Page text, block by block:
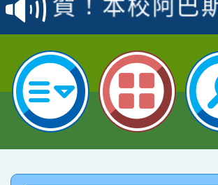
名
倩參加桃園市
名 指導老師王
賀！本校四年
園市英語競賽
指導老師林老
賀！本校參加
賽 劉文瑛教師
臺灣台語-第二
賀！本校參與
市賽榮獲科學
賀！本校參加